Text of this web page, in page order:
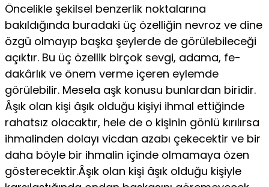
Ön­celikle şekilsel benzerlik noktalarına
bakıldığında buradaki üç özelliğin nevroz ve dine
özgü olmayıp başka şeylerde de görülebileceği
açıktır. Bu üç özellik birçok sevgi, adama, fe­
dakârlık ve önem verme içeren eylemde
görülebilir. Mesela aşk konusu bunlardan biridir.
Âşık olan kişi âşık olduğu ki­şiyi ihmal ettiğinde
rahatsız olacaktır, hele de o kişinin gön­lü kırılırsa
ihmalinden dolayı vicdan azabı çekecektir ve bir
daha böyle bir ihmalin içinde olmamaya özen
gösterecektir.Âşık olan kişi âşık olduğu kişiyle